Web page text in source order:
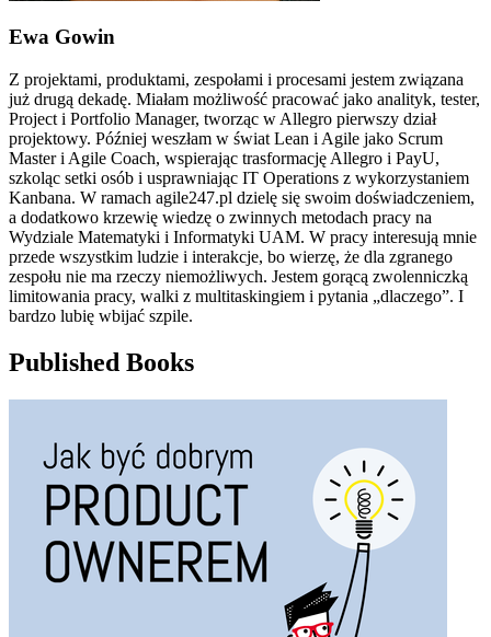
Ewa Gowin
Z projektami, produktami, zespołami i procesami jestem związana
już drugą dekadę. Miałam możliwość pracować jako analityk, tester,
Project i Portfolio Manager, tworząc w Allegro pierwszy dział
projektowy. Później weszłam w świat Lean i Agile jako Scrum
Master i Agile Coach, wspierając trasformację Allegro i PayU,
szkoląc setki osób i usprawniając IT Operations z wykorzystaniem
Kanbana. W ramach agile247.pl dzielę się swoim doświadczeniem,
a dodatkowo krzewię wiedzę o zwinnych metodach pracy na
Wydziale Matematyki i Informatyki UAM. W pracy interesują mnie
przede wszystkim ludzie i interakcje, bo wierzę, że dla zgranego
zespołu nie ma rzeczy niemożliwych. Jestem gorącą zwolenniczką
limitowania pracy, walki z multitaskingiem i pytania „dlaczego”. I
bardzo lubię wbijać szpile.
Published Books